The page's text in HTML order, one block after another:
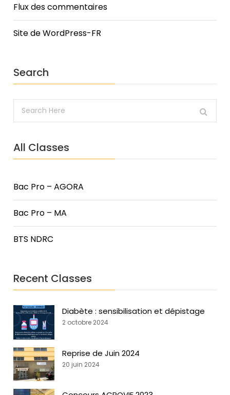
Flux des commentaires
Site de WordPress-FR
Search
All Classes
Bac Pro – AGORA
Bac Pro – MA
BTS NDRC
Recent Classes
Diabète : sensibilisation et dépistage
2 octobre 2024
Reprise de Juin 2024
20 juin 2024